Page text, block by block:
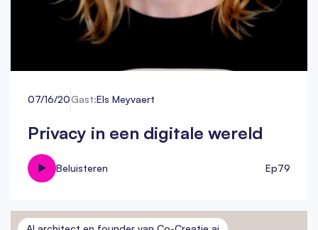
07/16/20Gast:Els Meyvaert
Privacy in een digitale wereld
Beluisteren Ep79